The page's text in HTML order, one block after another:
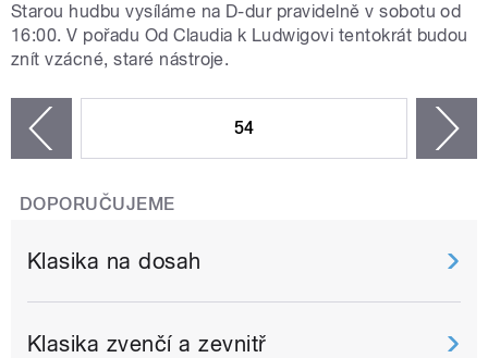
Starou hudbu vysíláme na D-dur pravidelně v sobotu od
16:00. V pořadu Od Claudia k Ludwigovi tentokrát budou
znít vzácné, staré nástroje.
54
DOPORUČUJEME
Klasika na dosah
Klasika zvenčí a zevnitř